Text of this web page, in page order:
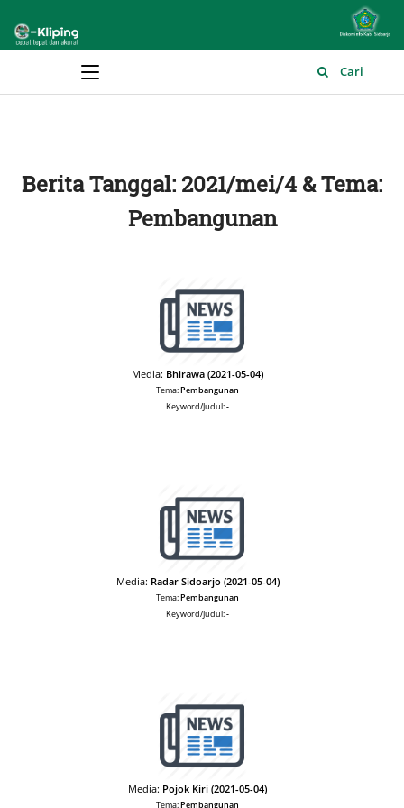
Main Menu Cari
Berita Tanggal: 2021/mei/4 & Tema:
Pembangunan
Media: Bhirawa (2021-05-04)
Tema:Pembangunan
Keyword/Judul:-
Media: Radar Sidoarjo (2021-05-04)
Tema:Pembangunan
Keyword/Judul:-
Media: Pojok Kiri (2021-05-04)
Tema:Pembangunan